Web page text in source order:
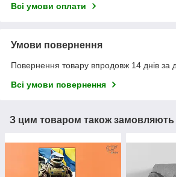
Всі умови оплати
Умови повернення
Повернення товару впродовж 14 днів за
Всі умови повернення
З цим товаром також замовляють